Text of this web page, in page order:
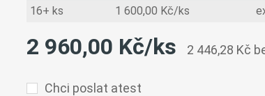
16+ ks
1 600,00 Kč/ks
2 960,00 Kč/ks 2 446,28 Kč
Chci poslat atest